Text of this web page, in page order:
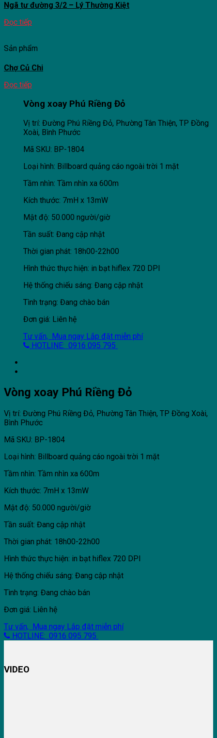
Ngã tư đường 3/2 – Lý Thường Kiệt
Đọc tiếp
Sản phẩm
Chợ Củ Chi
Đọc tiếp
Vòng xoay Phú Riềng Đỏ
Vị trí: Đường Phú Riềng Đỏ, Phường Tân Thiện, TP Đồng
Xoài, Bình Phước
Mã SKU: BP-1804
Loại hình: Billboard quảng cáo ngoài trời 1 mặt
Tầm nhìn: Tầm nhìn xa 600m
Kích thước: 7mH x 13mW
Mật độ: 50.000 người/giờ
Tần suất: Đang cập nhật
Thời gian phát: 18h00-22h00
Hình thức thực hiện: in bạt hiflex 720 DPI
Hệ thống chiếu sáng: Đang cập nhật
Tình trạng: Đang chào bán
Đơn giá: Liên hệ
Tư vấn, Mua ngay Lắp đặt miễn phí
HOTLINE: 0916 095 795
Vòng xoay Phú Riềng Đỏ
Vị trí: Đường Phú Riềng Đỏ, Phường Tân Thiện, TP Đồng Xoài,
Bình Phước
Mã SKU: BP-1804
Loại hình: Billboard quảng cáo ngoài trời 1 mặt
Tầm nhìn: Tầm nhìn xa 600m
Kích thước: 7mH x 13mW
Mật độ: 50.000 người/giờ
Tần suất: Đang cập nhật
Thời gian phát: 18h00-22h00
Hình thức thực hiện: in bạt hiflex 720 DPI
Hệ thống chiếu sáng: Đang cập nhật
Tình trạng: Đang chào bán
Đơn giá: Liên hệ
Tư vấn, Mua ngay Lắp đặt miễn phí
HOTLINE: 0916 095 795
VIDEO